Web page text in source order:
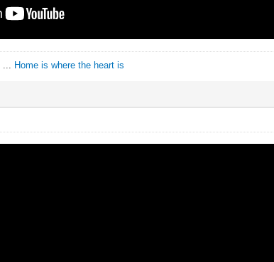
... Home is where the heart is